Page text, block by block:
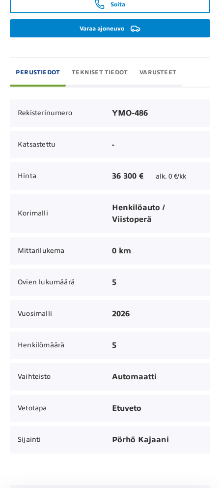
Soita
Varaa ajoneuvo
PERUSTIEDOT TEKNISET TIEDOT VARUSTEET
Rekisterinumero YMO-486
Katsastettu -
Hinta 36 300 € alk. 0 €/kk
Korimalli
Henkilöauto /
Viistoperä
Mittarilukema 0 km
Ovien lukumäärä 5
Vuosimalli 2026
Henkilömäärä 5
Vaihteisto Automaatti
Vetotapa Etuveto
Sijainti Pörhö Kajaani